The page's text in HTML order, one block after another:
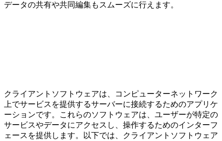
データの共有や共同編集もスムーズに行えます。
クライアントソフトウェアは、コンピューターネットワーク
上でサービスを提供するサーバーに接続するためのアプリケ
ーションです。これらのソフトウェアは、ユーザーが特定の
サービスやデータにアクセスし、操作するためのインターフ
ェースを提供します。以下では、クライアントソフトウェア